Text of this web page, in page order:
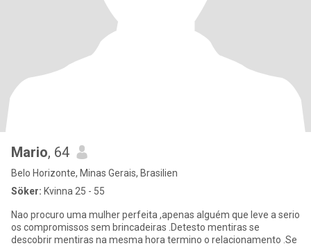
Mario, 64
Belo Horizonte, Minas Gerais, Brasilien
Söker: Kvinna 25 - 55
Nao procuro uma mulher perfeita ,apenas alguém que leve a serio
os compromissos sem brincadeiras .Detesto mentiras se
descobrir mentiras na mesma hora termino o relacionamento .Se